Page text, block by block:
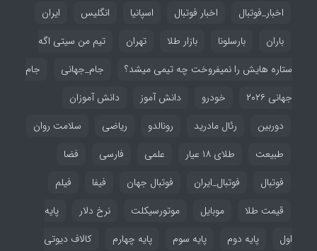
اخبار_فوتبال
اخبار فوتبال اسپانیا انگلیس
ایران
باران
بارسلونا بازار طلا تهران
تیم من سیتی اگه
ستاره هایش را نمیفروخت چه تیمی میشد؟
جام_جهانی
جام
جهانی ۲۰۲۶
خودرو دانش آموز
دانش آموزان
دوربین
رئال مادرید رونالدو ریاضی
سلامت روان
طبیعت
طلای ۱۸ عیار علمی فارسی
فضا
فوتبال
فوتبال_ایران فوتبال جهان فیفا
فیلم
قیمت طلا
موبایل موتورسیکلت نرخ دلار
پایه
اول
پایه دوم پایه سوم پایه چهارم کالاف دیوتی